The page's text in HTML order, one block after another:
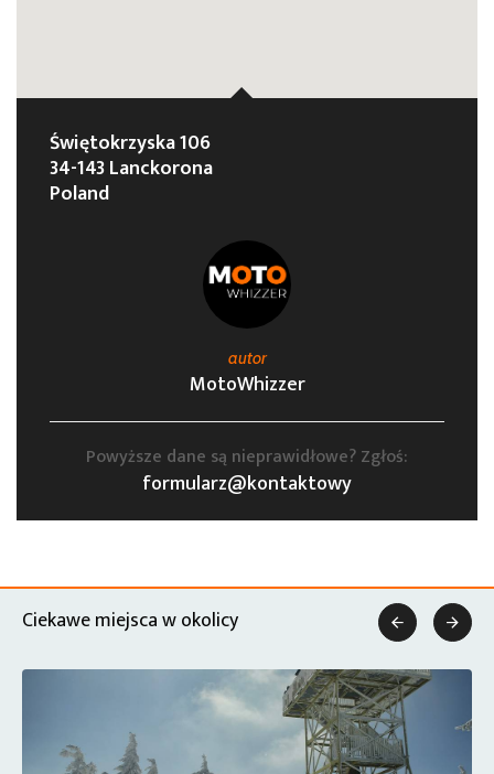
Świętokrzyska 106
34-143 Lanckorona
Poland
autor
MotoWhizzer
Powyższe dane są nieprawidłowe? Zgłoś:
formularz@kontaktowy
Ciekawe miejsca w okolicy  